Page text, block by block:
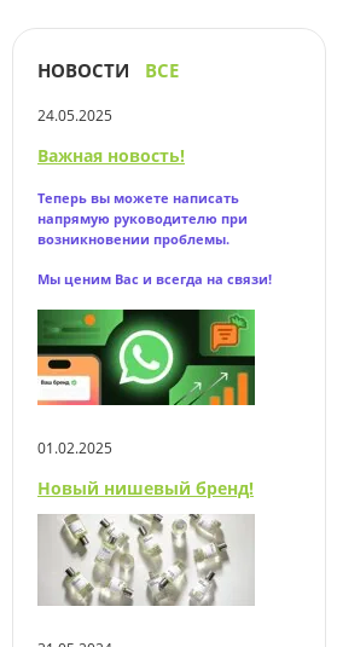
НОВОСТИ ВСЕ
24.05.2025
Важная новость!
Теперь вы можете написать
напрямую руководителю при
возникновении проблемы.
Мы ценим Вас и всегда на связи!
01.02.2025
Новый нишевый бренд!